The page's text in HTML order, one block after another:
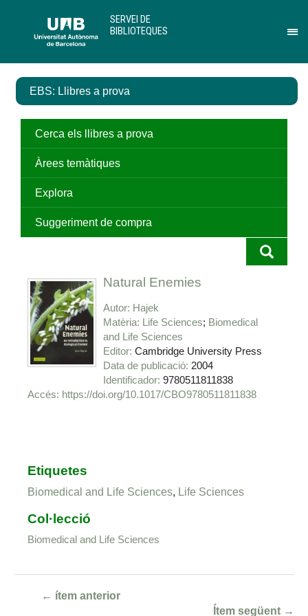
contingut
el
de
SERVEI DE
BIBLIOTEQUES
EBS: Llibres a prova
Cerca els llibres a prova
Àrees temàtiques
Explora
Suggeriment de compra
Natural Enemies
Autor Hajek
Matèria Life Sciences Biomedical
and Life Sciences
Editor Cambridge University Press
Data de publicació 2004
Identificador 9780511811838
https://doi.org/10.1017/CBO9780511811838
Etiquetes
Biomedical and Life Sciences, Life Sciences
Col·lecció
Biomedical and Life Sciences
← ítem anterior
Ítem següent →